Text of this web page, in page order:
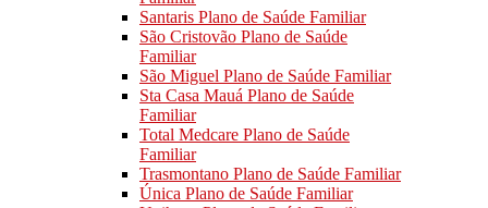
Santaris Plano de Saúde Familiar
São Cristovão Plano de Saúde
Familiar
São Miguel Plano de Saúde Familiar
Sta Casa Mauá Plano de Saúde
Familiar
Total Medcare Plano de Saúde
Familiar
Trasmontano Plano de Saúde Familiar
Única Plano de Saúde Familiar